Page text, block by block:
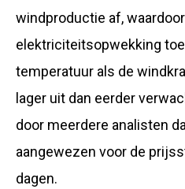
windproductie af,
elektriciteitsopwekking
temperatuur als de
lager uit dan eerder
door meerdere analisten
aangewezen voor de
dagen.